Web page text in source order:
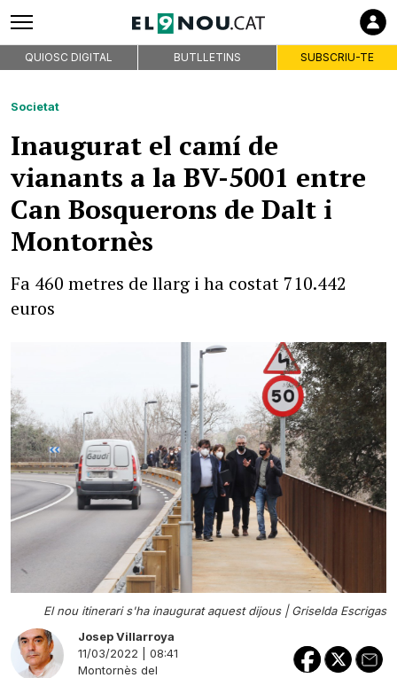
QUIOSC DIGITAL BUTLLETINS SUBSCRIU-TE
Societat
Inaugurat el camí de
vianants a la BV-5001 entre
Can Bosquerons de Dalt i
Montornès
Fa 460 metres de llarg i ha costat 710.442
euros
El nou itinerari s'ha inaugurat aquest dijous |Griselda Escrigas
Josep Villarroya
11/03/2022 | 08:41
Montornès del